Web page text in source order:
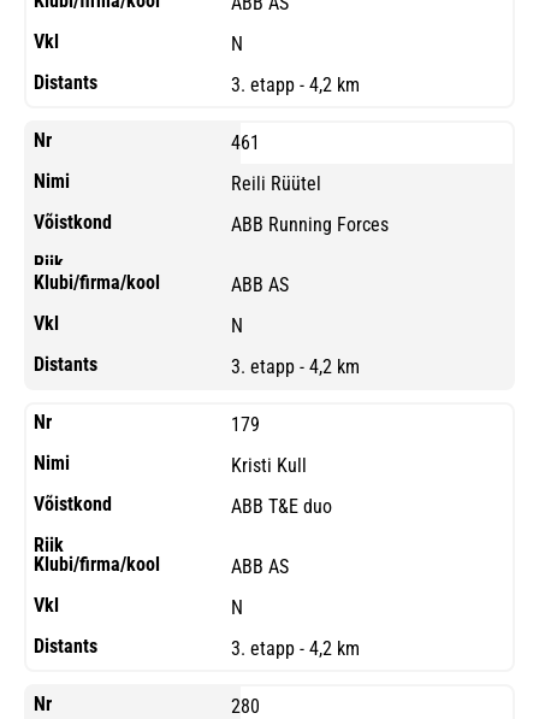
N
3. etapp - 4,2 km
461
Reili Rüütel
ABB Running Forces
ABB AS
N
3. etapp - 4,2 km
179
Kristi Kull
ABB T&E duo
ABB AS
N
3. etapp - 4,2 km
280